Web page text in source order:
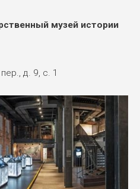
музей истории
д. 9, с. 1